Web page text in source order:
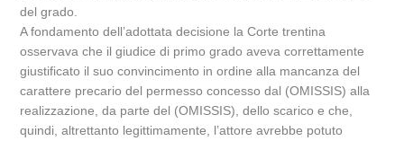
del grado.
A fondamento dell’adottata decisione la Corte trentina
osservava che il giudice di primo grado aveva correttamente
giustificato il suo convincimento in ordine alla mancanza del
carattere precario del permesso concesso dal (OMISSIS) alla
realizzazione, da parte del (OMISSIS), dello scarico e che,
quindi, altrettanto legittimamente, l’attore avrebbe potuto